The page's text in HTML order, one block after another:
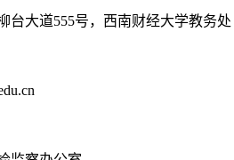
台大道555号，西南财经大学教务处